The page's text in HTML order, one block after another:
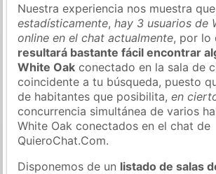
Nuestra experiencia nos muestra
estadísticamente,hay 3 usuarios de
online en el chat actualmente, por lo
resultará bastante fácil encontrar
White Oak conectado en la sala de
coincidente a tu búsqueda, puesto
de habitantes que posibilita,en
concurrencia simultánea de varios
White Oak conectados en el chat de
QuieroChat.Com.
Disponemos de un listado de salas